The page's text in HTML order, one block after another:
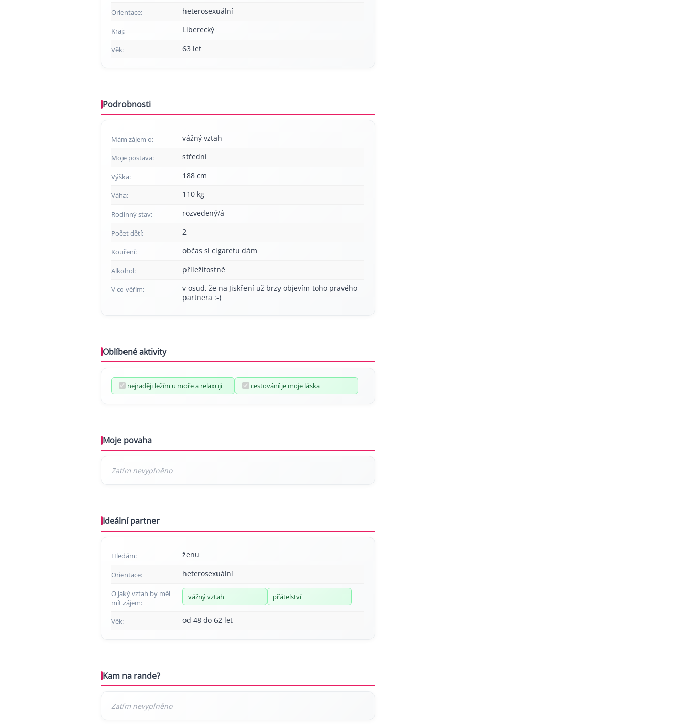
Orientace: heterosexuální
Kraj: Liberecký
Věk: 63 let
Podrobnosti
Mám zájem o: vážný vztah
Moje postava: střední
Výška: 188 cm
Váha: 110 kg
Rodinný stav: rozvedený/á
Počet dětí: 2
Kouření: občas si cigaretu dám
Alkohol: příležitostně
V co věřím:
v osud, že na Jiskření už brzy objevím toho pravého
partnera :-)
Oblíbené aktivity
nejraději ležím u moře a relaxuji cestování je moje láska
Moje povaha
Ideální partner
Hledám: ženu
Orientace: heterosexuální
O jaký vztah by měl
mít zájem:
vážný vztah přátelství
Věk: od 48 do 62 let
Kam na rande?